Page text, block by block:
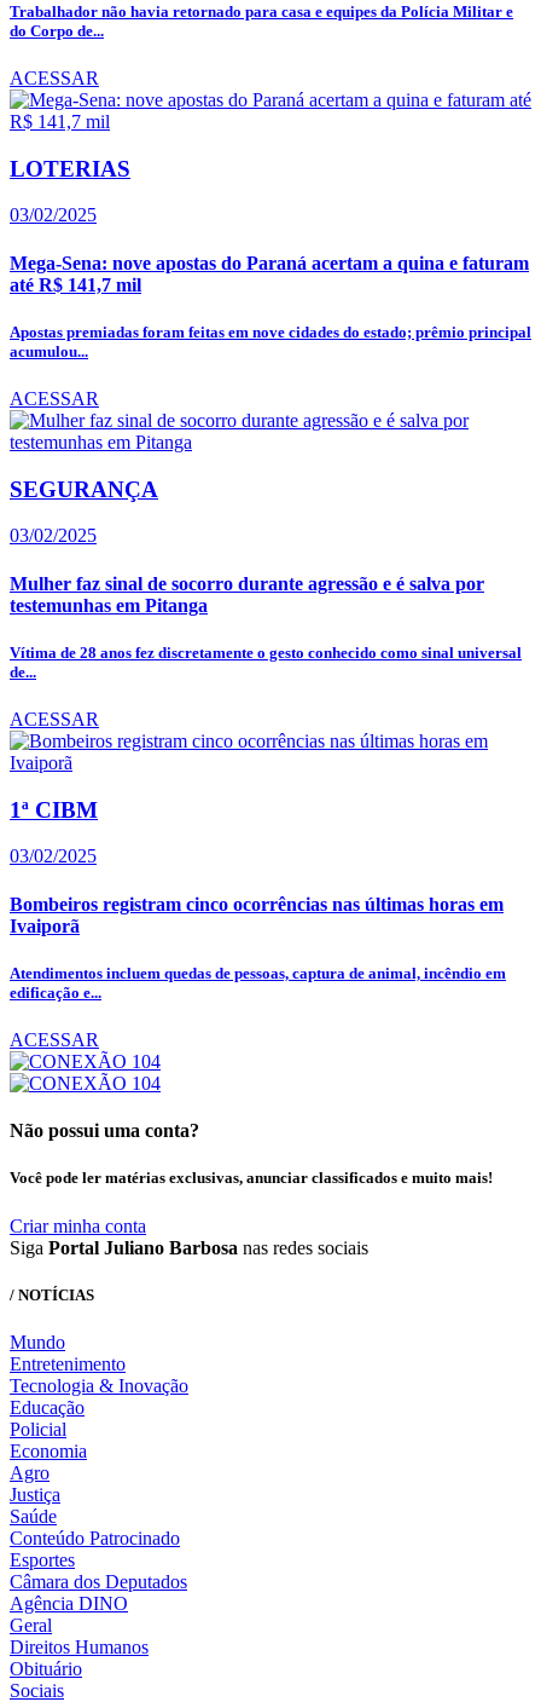
Trabalhador não havia retornado para casa e equipes da Polícia Militar e
do Corpo de...
ACESSAR
LOTERIAS
03/02/2025
Mega-Sena: nove apostas do Paraná acertam a quina e faturam
até R$ 141,7 mil
Apostas premiadas foram feitas em nove cidades do estado; prêmio principal
acumulou...
ACESSAR
SEGURANÇA
03/02/2025
Mulher faz sinal de socorro durante agressão e é salva por
testemunhas em Pitanga
Vítima de 28 anos fez discretamente o gesto conhecido como sinal universal
de...
ACESSAR
1ª CIBM
03/02/2025
Bombeiros registram cinco ocorrências nas últimas horas em
Ivaiporã
Atendimentos incluem quedas de pessoas, captura de animal, incêndio em
edificação e...
ACESSAR
Não possui uma conta?
Você pode ler matérias exclusivas, anunciar classificados e muito mais!
Criar minha conta
Siga Portal Juliano Barbosa nas redes sociais
/ NOTÍCIAS
Mundo
Entretenimento
Tecnologia & Inovação
Educação
Policial
Economia
Agro
Justiça
Saúde
Conteúdo Patrocinado
Esportes
Câmara dos Deputados
Agência DINO
Geral
Direitos Humanos
Obituário
Sociais